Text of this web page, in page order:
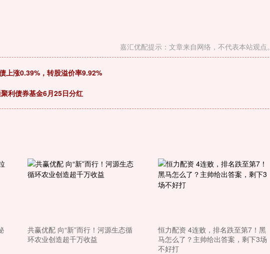
嘉汇优配提示：文章来自网络，不代表本站观点。
上涨0.39%，转股溢价率9.92%
利债券基金6月25日分红
共赢优配 向“新”而行！河源生态循
环农业创造超千万收益
恒力配资 4连败，排名跌至第7！黑
马怎么了？主帅给出答案，剩下3场
不好打